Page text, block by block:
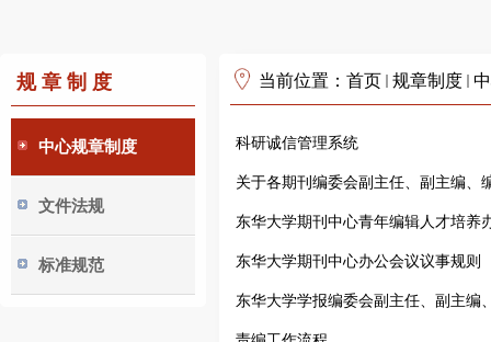
规章制度
中心规章制度
文件法规
标准规范
当前位置： 首页 规章制度
科研诚信管理系统
关于各期刊编委会副主任、副主编、
东华大学期刊中心青年编辑人才培养
东华大学期刊中心办公会议议事规则
东华大学学报编委会副主任、副主编